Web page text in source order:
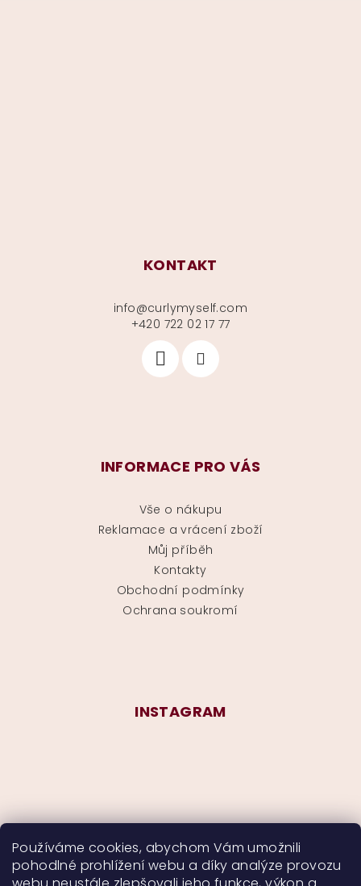
Používáme cookies, abychom Vám umožnili
pohodlné prohlížení webu a díky analýze provozu
KONTAKT
info@curlymyself.com
+420 722 02 17 77
INFORMACE PRO VÁS
Vše o nákupu
Reklamace a vrácení zboží
Můj příběh
Kontakty
Obchodní podmínky
Ochrana soukromí
INSTAGRAM
Sledovat na Instagramu